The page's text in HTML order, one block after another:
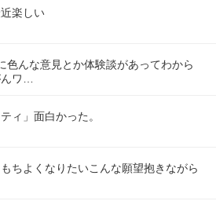
楽しい
色んな意見とか体験談があってわから
ワ…
ィ」面白かった。
ちよくなりたいこんな願望抱きながら